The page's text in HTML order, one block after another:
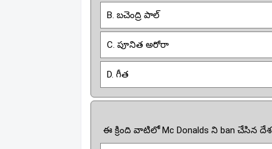
B. బచెంద్రి పాల్
C. పూనిత అరోరా
D. గీత
ఈ క్రింది వాటిలో Mc Donalds ని ban చేసిన